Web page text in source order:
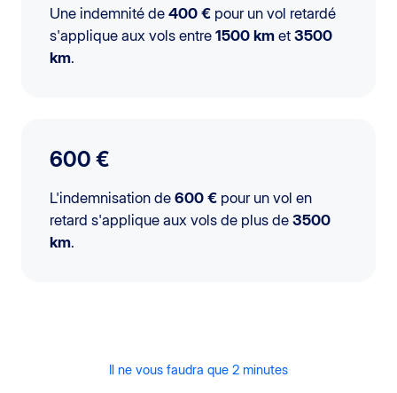
Une indemnité de 400 € pour un vol retardé
s'applique aux vols entre 1500 km et 3500
km.
600 €
L'indemnisation de 600 € pour un vol en
retard s'applique aux vols de plus de 3500
km.
Il ne vous faudra que 2 minutes